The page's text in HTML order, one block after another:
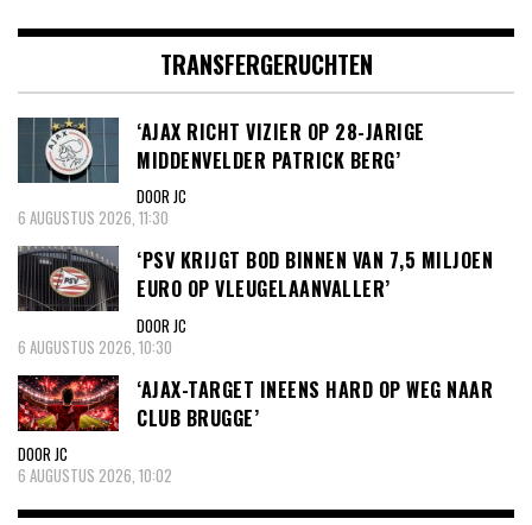
TRANSFERGERUCHTEN
‘AJAX RICHT VIZIER OP 28-JARIGE
MIDDENVELDER PATRICK BERG’
DOOR JC
6 AUGUSTUS 2026, 11:30
‘PSV KRIJGT BOD BINNEN VAN 7,5 MILJOEN
EURO OP VLEUGELAANVALLER’
DOOR JC
6 AUGUSTUS 2026, 10:30
‘AJAX-TARGET INEENS HARD OP WEG NAAR
CLUB BRUGGE’
DOOR JC
6 AUGUSTUS 2026, 10:02